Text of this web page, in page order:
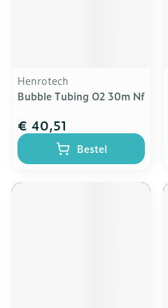
Henrotech
Bubble Tubing O2 30m Nf
€ 40,51
Bestel